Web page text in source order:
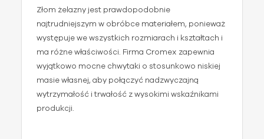
Złom żelazny jest prawdopodobnie
najtrudniejszym w obróbce materiałem, ponieważ
występuje we wszystkich rozmiarach i kształtach i
ma różne właściwości. Firma Cromex zapewnia
wyjątkowo mocne chwytaki o stosunkowo niskiej
masie własnej, aby połączyć nadzwyczajną
wytrzymałość i trwałość z wysokimi wskaźnikami
produkcji.